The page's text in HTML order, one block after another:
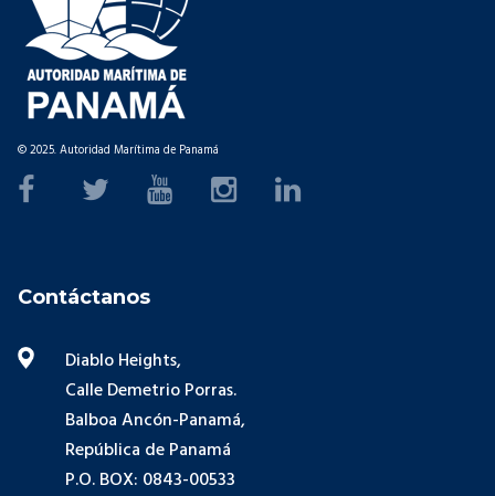
© 2025. Autoridad Marítima de Panamá
Contáctanos
Diablo Heights,
Calle Demetrio Porras.
Balboa Ancón-Panamá,
República de Panamá
P.O. BOX: 0843-00533